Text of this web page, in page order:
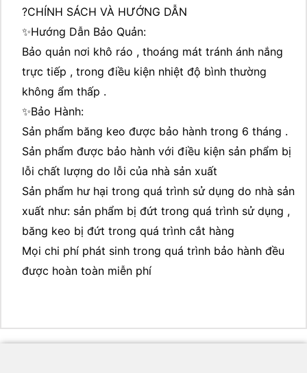
?CHÍNH SÁCH VÀ HƯỚNG DẪN
✨Hướng Dẫn Bảo Quản:
Bảo quản nơi khô ráo , thoáng mát tránh ánh nắng
trực tiếp , trong điều kiện nhiệt độ bình thường
không ẩm thấp .
✨Bảo Hành:
Sản phẩm băng keo được bảo hành trong 6 tháng .
Sản phẩm được bảo hành với điều kiện sản phẩm bị
lỗi chất lượng do lỗi của nhà sản xuất
Sản phẩm hư hại trong quá trình sử dụng do nhà sản
xuất như: sản phẩm bị đứt trong quá trình sử dụng ,
băng keo bị đứt trong quá trình cắt hàng
Mọi chi phí phát sinh trong quá trình bảo hành đều
được hoàn toàn miễn phí